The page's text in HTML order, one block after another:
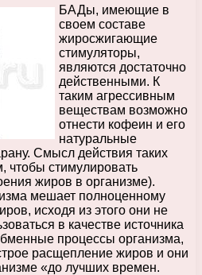
БАДы, имеющие в
своем составе
жиросжигающие
стимуляторы,
являются достаточно
действенными. К
таким агрессивным
веществам возможно
отнести кофеин и его
натуральные
Смысл действия таких
чтобы стимулировать
жиров в организме).
мешает полноценному
исходя из этого они не
в качестве источника
процессы организма,
расщепление жиров и они
«до лучших времен.